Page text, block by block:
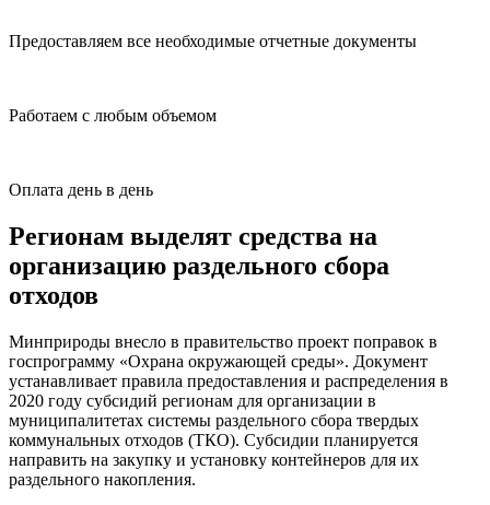
Предоставляем все необходимые отчетные документы
Работаем с любым объемом
Оплата день в день
Регионам выделят средства на
организацию раздельного сбора
отходов
Минприроды внесло в правительство проект поправок в
госпрограмму «Охрана окружающей среды». Документ
устанавливает правила предоставления и распределения в
2020 году субсидий регионам для организации в
муниципалитетах системы раздельного сбора твердых
коммунальных отходов (ТКО). Субсидии планируется
направить на закупку и установку контейнеров для их
раздельного накопления.